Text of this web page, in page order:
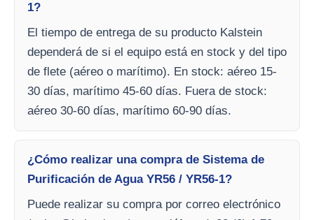
1?
El tiempo de entrega de su producto Kalstein
dependerá de si el equipo está en stock y del tipo
de flete (aéreo o marítimo). En stock: aéreo 15-
30 días, marítimo 45-60 días. Fuera de stock:
aéreo 30-60 días, marítimo 60-90 días.
¿Cómo realizar una compra de Sistema de
Purificación de Agua YR56 / YR56-1?
Puede realizar su compra por correo electrónico